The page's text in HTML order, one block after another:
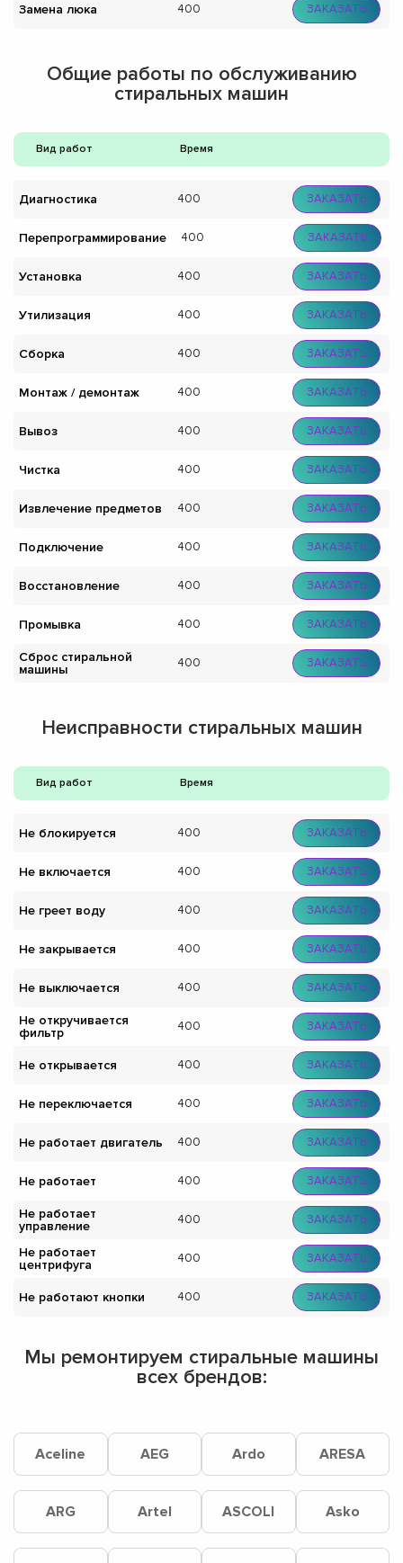
Замена люка 400 ЗАКАЗАТЬ
Общие работы по обслуживанию
стиральных машин
Вид работ Время
Диагностика 400 ЗАКАЗАТЬ
Перепрограммирование 400 ЗАКАЗАТЬ
Установка 400 ЗАКАЗАТЬ
Утилизация 400 ЗАКАЗАТЬ
Сборка 400 ЗАКАЗАТЬ
Монтаж / демонтаж 400 ЗАКАЗАТЬ
Вывоз 400 ЗАКАЗАТЬ
Чистка 400 ЗАКАЗАТЬ
Извлечение предметов 400 ЗАКАЗАТЬ
Подключение 400 ЗАКАЗАТЬ
Восстановление 400 ЗАКАЗАТЬ
Промывка 400 ЗАКАЗАТЬ
Сброс стиральной
машины
400 ЗАКАЗАТЬ
Неисправности стиральных машин
Вид работ Время
Не блокируется 400 ЗАКАЗАТЬ
Не включается 400 ЗАКАЗАТЬ
Не греет воду 400 ЗАКАЗАТЬ
Не закрывается 400 ЗАКАЗАТЬ
Не выключается 400 ЗАКАЗАТЬ
Не откручивается
фильтр
400 ЗАКАЗАТЬ
Не открывается 400 ЗАКАЗАТЬ
Не переключается 400 ЗАКАЗАТЬ
Не работает двигатель 400 ЗАКАЗАТЬ
Не работает 400 ЗАКАЗАТЬ
Не работает
управление
400 ЗАКАЗАТЬ
Не работает
центрифуга
400 ЗАКАЗАТЬ
Не работают кнопки 400 ЗАКАЗАТЬ
Мы ремонтируем стиральные машины
всех брендов:
Aceline AEG Ardo ARESA
ARG Artel ASCOLI Asko